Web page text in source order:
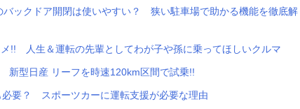
バックドア開閉は使いやすい？ 狭い駐車場で助かる機能を徹底解
!! 人生＆運転の先輩としてわが子や孫に乗ってほしいクルマ
新型日産 リーフを時速120km区間で試乗!!
要？ スポーツカーに運転支援が必要な理由